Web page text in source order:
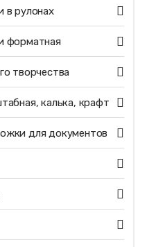
в рулонах
форматная
творчества
калька, крафт
для документов